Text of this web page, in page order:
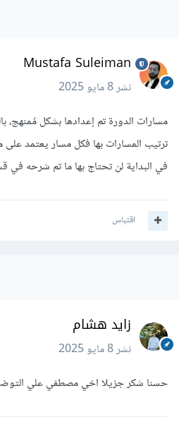
Mustafa Suleiman
نشر8 مايو 2025
مسارات الدورة تم إعدادها بشكل مُمنهج،
ترتيب المسارات بها فكل مسار يعتمد على
في البداية لن تحتاج بها ما تم شرحه في
اقتباس
زايد هشام
نشر8 مايو 2025
حسنا شكر جزيلا اخي مصطفي علي